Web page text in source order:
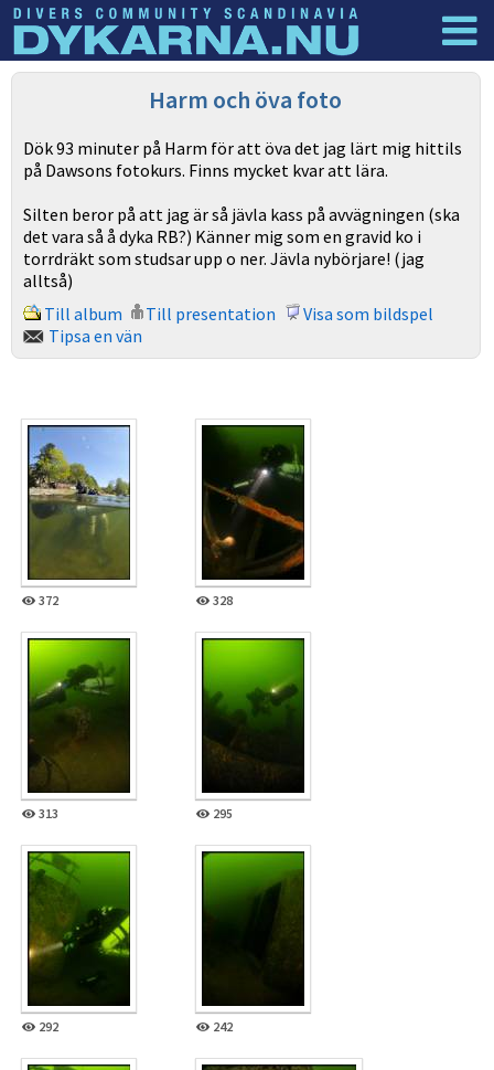
Dyknyheter Harm och öva foto
Dök 93 minuter på Harm för att öva det jag lärt mig hittils
på Dawsons fotokurs. Finns mycket kvar att lära.
Silten beror på att jag är så jävla kass på avvägningen (ska
det vara så å dyka RB?) Känner mig som en gravid ko i
torrdräkt som studsar upp o ner. Jävla nybörjare! (jag
alltså)
Till album
Till presentation
Visa som bildspel
Tipsa en vän
372 328
313 295
292 242